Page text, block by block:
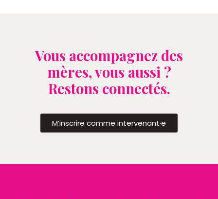
Vous accompagnez des
mères, vous aussi ?
Restons connectés.
M’inscrire comme intervenant·e